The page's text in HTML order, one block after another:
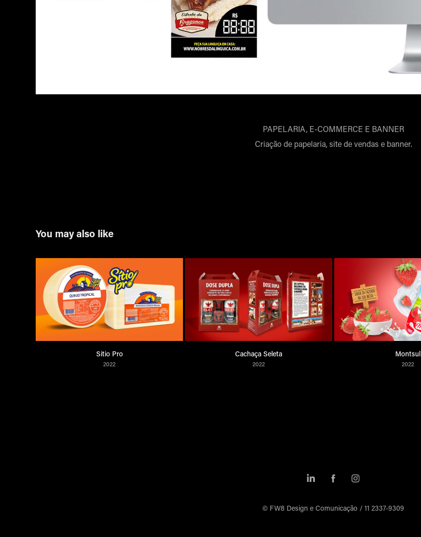
PAPELARIA, E-COMMERCE E BANNER
Criação de papelaria, site de vendas e banner.
You may also like
Sitio Pro
2022
Cachaça Seleta
2022
Montsul
2022
© FW8 Design e Comunicação / 11 2337-9309